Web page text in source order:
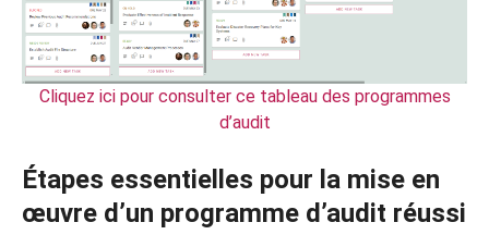
Cliquez ici pour consulter ce tableau des programmes
d’audit
Étapes essentielles pour la mise en
œuvre d’un programme d’audit réussi